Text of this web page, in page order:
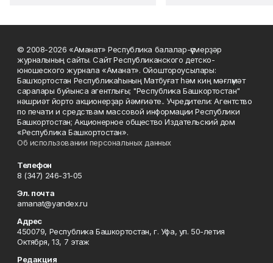
© 2008-2026 «Аманат» Республика балалар-үҫмерҙәр
журналының сайты. Сайт Республиканского детско-
юношеского журнала «Аманат». Ойоштороусылары:
Башҡортостан Республикаһының Матбуғат һәм киң мәғлүмәт
саралары буйынса агентлығы; "Республика Башкортостан"
нәшриәт йорто акционерҙар йәмғиәте.. Учредители: Агентство
по печати и средствам массовой информации Республики
Башкортостан; Акционерное общество Издательский дом
«Республика Башкортостан».
Об использовании персональных данных
Телефон
8 (347) 246-31-05
Эл. почта
amanat@yandex.ru
Адрес
450079, Республика Башкортостан, г. Уфа, ул. 50-летия
Октября, 13, 7 этаж
Редакция